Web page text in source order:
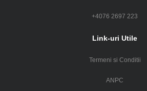
+4076 2697 223
Link-uri Utile
Termeni si Conditii
ANPC